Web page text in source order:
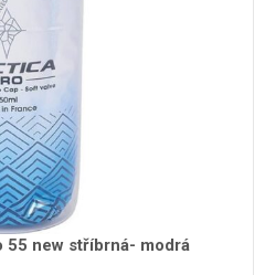
55 new stříbrná- modrá